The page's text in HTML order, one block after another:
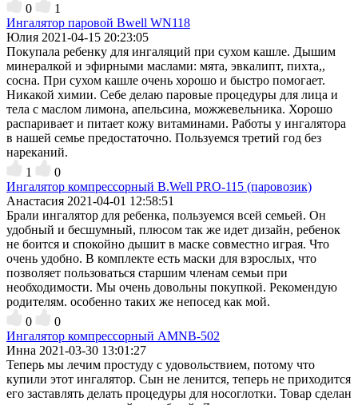
0
1
Ингалятор паровой Bwell WN118
Юлия 2021-04-15 20:23:05
Покупала ребенку для ингаляций при сухом кашле. Дышим
минералкой и эфирными маслами: мята, эвкалипт, пихта,,
сосна. При сухом кашле очень хорошо и быстро помогает.
Никакой химии. Себе делаю паровые процедуры для лица и
тела с маслом лимона, апельсина, можжевельника. Хорошо
распаривает и питает кожу витаминами. Работы у ингалятора
в нашей семье предостаточно. Пользуемся третий год без
нареканий.
1
0
​Ингалятор компрессорный B.Well PRO-115 (паровозик)
Анастасия 2021-04-01 12:58:51
Брали ингалятор для ребенка, пользуемся всей семьей. Он
удобный и бесшумный, плюсом так же идет дизайн, ребенок
не боится и спокойно дышит в маске совместно играя. Что
очень удобно. В комплекте есть маски для взрослых, что
позволяет пользоваться старшим членам семьи при
необходимости. Мы очень довольны покупкой. Рекомендую
родителям. особенно таких же непосед как мой.
0
0
Ингалятор компрессорный AMNB-502
Инна 2021-03-30 13:01:27
Теперь мы лечим простуду с удовольствием, потому что
купили этот ингалятор. Сын не ленится, теперь не приходится
его заставлять делать процедуры для носоглотки. Товар сделан